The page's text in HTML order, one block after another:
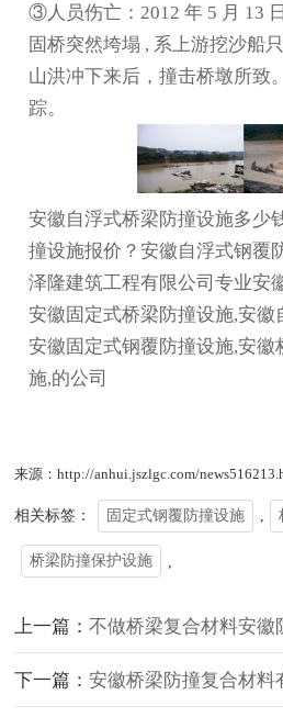
③人员伤亡：2012 年 5 月 13
固桥突然垮塌 , 系上游挖沙船
山洪冲下来后，撞击桥墩所致
踪。
安徽自浮式桥梁防撞设施多少
撞设施报价？安徽自浮式钢覆
泽隆建筑工程有限公司专业安
安徽固定式桥梁防撞设施,安徽
安徽固定式钢覆防撞设施,安徽
施,的公司
来源：http://anhui.jszlgc.com/
相关标签： 固定式钢覆防撞设施 ,
桥梁防撞保护设施
上一篇：不做桥梁复合材料安徽防撞
下一篇：安徽桥梁防撞复合材料